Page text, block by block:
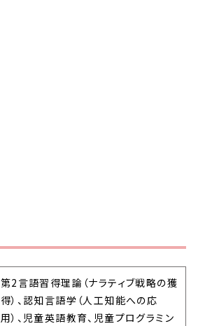
第2言語習得理論（ナラティブ戦略の獲
得）、認知言語学（人工知能への応
用）、児童英語教育、児童プログラミン